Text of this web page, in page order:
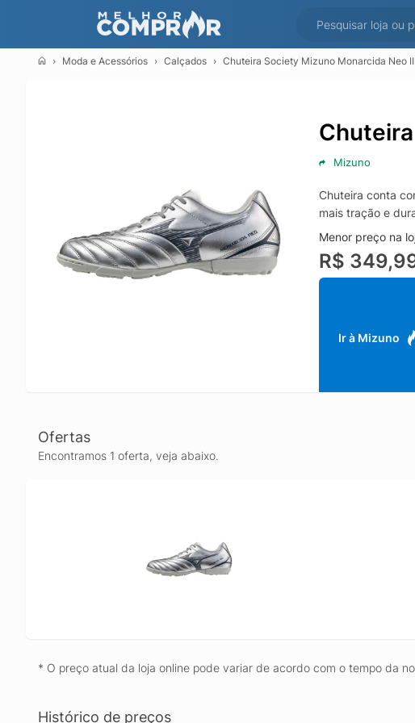
Moda e Acessórios Calçados Chuteira Society Mizuno Monarcida Neo
Mizuno
Chuteira conta
mais tração e
Menor preço na
R$
Ir à Mizuno
Ofertas
Encontramos 1 oferta, veja abaixo.
* O preço atual da loja online pode variar de acordo com o tempo da
Histórico de preços